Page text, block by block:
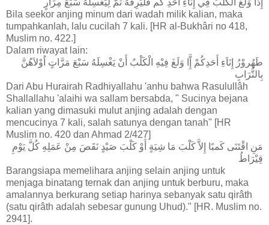
إِذَا وَلَغَ الْكَلْبُ فِي إِنَاءِ أَحَدِ كُم فَلْيُرِقْهُ ثُمَّ لِيَغْسِلْهُ سَبْعَ مِرَارٍ
Bila seekor anjing minum dari wadah milik kalian, maka
tumpahkanlah, lalu cucilah 7 kali. [HR al-Bukhâri no 418,
Muslim no. 422.]
Dalam riwayat lain:
طَهُروْرُ إِنَاَءِ أَحَدِكُمْ إَِّا وَلَغَ فِيْهِ الْكَلْبُ أَنْ يَغْسِلَهُ سَبْعَ مَرَّاتٍ اُوْلاَهُنَّ
بِالتُّرَابِ
Dari Abu Hurairah Radhiyallahu 'anhu bahwa Rasulullâh
Shallallahu 'alaihi wa sallam bersabda, " Sucinya bejana
kalian yang dimasuki mulut anjing adalah dengan
mencucinya 7 kali, salah satunya dengan tanah" [HR
Muslim no. 420 dan Ahmad 2/427]
مَنِ اقْتَنَى كَمبًا إِلاَّ كَلْبَ مَا شِيَةٍ أَوْ كَلْبَ صَيْدٍ نَقَصَ مِنْ عَمَلِهِ كُلَّ يَوْمِ
قِيْرَاطُ
Barangsiapa memelihara anjing selain anjing untuk
menjaga binatang ternak dan anjing untuk berburu, maka
amalannya berkurang setiap harinya sebanyak satu qirâth
(satu qirâth adalah sebesar gunung Uhud)." [HR. Muslim no.
2941].